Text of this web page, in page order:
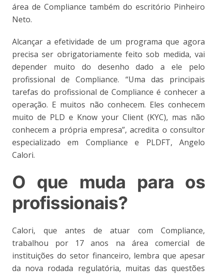
área de Compliance também do escritório Pinheiro
Neto.
Alcançar a efetividade de um programa que agora
precisa ser obrigatoriamente feito sob medida, vai
depender muito do desenho dado a ele pelo
profissional de Compliance. “Uma das principais
tarefas do profissional de Compliance é conhecer a
operação. E muitos não conhecem. Eles conhecem
muito de PLD e Know your Client (KYC), mas não
conhecem a própria empresa”, acredita o consultor
especializado em Compliance e PLDFT, Angelo
Calori.
O que muda para os
profissionais?
Calori, que antes de atuar com Compliance,
trabalhou por 17 anos na área comercial de
instituições do setor financeiro, lembra que apesar
da nova rodada regulatória, muitas das questões